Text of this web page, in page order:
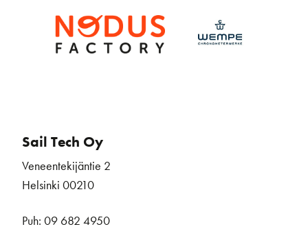
Sail Tech Oy
Veneentekijäntie 2
Helsinki 00210
Puh: 09 682 4950